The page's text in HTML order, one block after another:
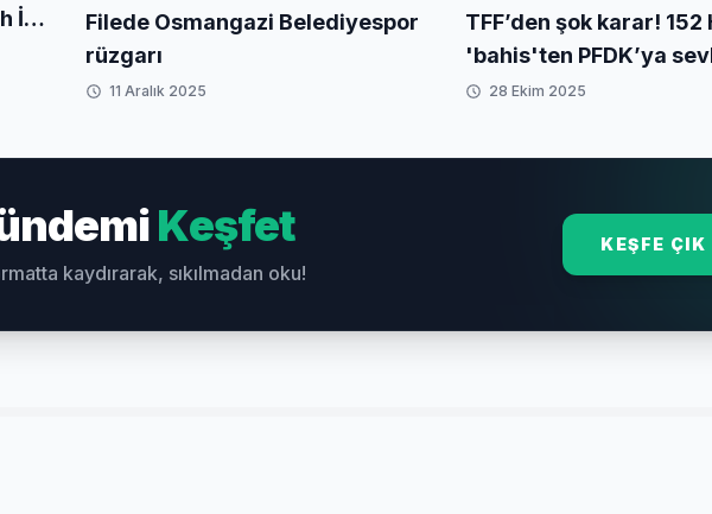
İçin
Filede Osmangazi Belediyespor
rüzgarı
11 Aralık 2025
TFF’den şok karar! 152
'bahis'ten PFDK’ya
28 Ekim 2025
Keşfet
kaydırarak, sıkılmadan oku!
KEŞFE ÇIK